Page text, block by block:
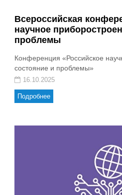
Всероссийская
научное
проблемы
Конференция «Российское
состояние и проблемы»
16.10.2025
Подробнее